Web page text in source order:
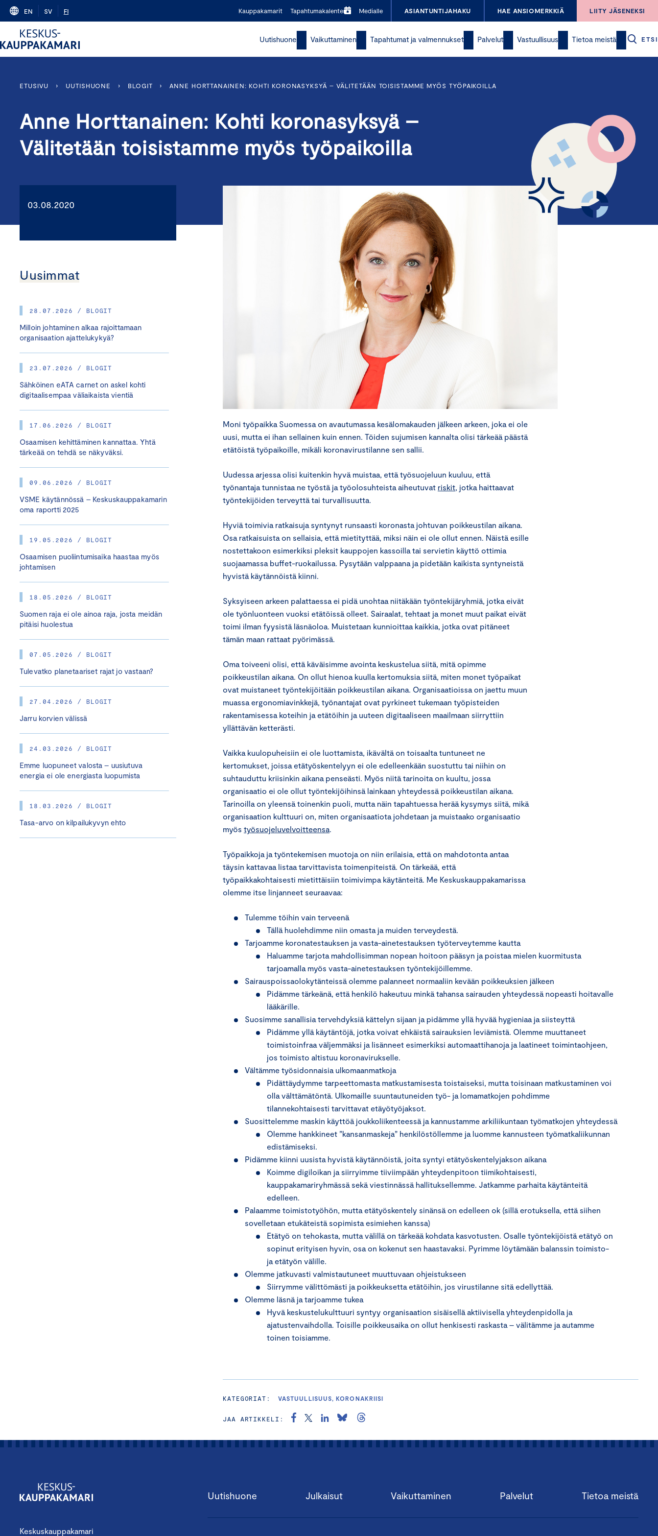
Skip
content
EN SV FI Kauppakamarit Tapahtumakalenteri Medialle ASIANTUNTIJAHAKU HAE ANSIOMERKKIÄ LIITY JÄSENEKSI
Uutishuone Vaikuttaminen Tapahtumat ja valmennukset Palvelut Vastuullisuus Tietoa meistä ETSI
ETUSIVU › UUTISHUONE › BLOGIT › ANNE HORTTANAINEN: KOHTI KORONASYKSYÄ – VÄLITETÄÄN TOISISTAMME MYÖS TYÖPAIKOILLA
Anne Horttanainen: Kohti koronasyksyä –
Välitetään toisistamme myös työpaikoilla
03.08.2020
Uusimmat
28.07.2026 / BLOGIT
Milloin johtaminen alkaa rajoittamaan
organisaation ajattelukykyä?
23.07.2026 / BLOGIT
Sähköinen eATA carnet on askel kohti
digitaalisempaa väliaikaista vientiä
17.06.2026 / BLOGIT
Osaamisen kehittäminen kannattaa. Yhtä
tärkeää on tehdä se näkyväksi.
09.06.2026 / BLOGIT
VSME käytännössä – Keskuskauppakamarin
oma raportti 2025
19.05.2026 / BLOGIT
Osaamisen puoliintumisaika haastaa myös
johtamisen
18.05.2026 / BLOGIT
Suomen raja ei ole ainoa raja, josta meidän
pitäisi huolestua
07.05.2026 / BLOGIT
Tulevatko planetaariset rajat jo vastaan?
27.04.2026 / BLOGIT
Jarru korvien välissä
24.03.2026 / BLOGIT
Emme luopuneet valosta – uusiutuva
energia ei ole energiasta luopumista
18.03.2026 / BLOGIT
Tasa-arvo on kilpailukyvyn ehto
Moni työpaikka Suomessa on avautumassa kesälomakauden jälkeen arkeen, joka ei ole
uusi, mutta ei ihan sellainen kuin ennen. Töiden sujumisen kannalta olisi tärkeää päästä
etätöistä työpaikoille, mikäli koronavirustilanne sen sallii.
Uudessa arjessa olisi kuitenkin hyvä muistaa, että työsuojeluun kuuluu, että
työnantaja tunnistaa ne työstä ja työolosuhteista aiheutuvat riskit, jotka haittaavat
työntekijöiden terveyttä tai turvallisuutta.
Hyviä toimivia ratkaisuja syntynyt runsaasti koronasta johtuvan poikkeustilan aikana.
Osa ratkaisuista on sellaisia, että mietityttää, miksi näin ei ole ollut ennen. Näistä esille
nostettakoon esimerkiksi pleksit kauppojen kassoilla tai servietin käyttö ottimia
suojaamassa buffet-ruokailussa. Pysytään valppaana ja pidetään kaikista syntyneistä
hyvistä käytännöistä kiinni.
Syksyiseen arkeen palattaessa ei pidä unohtaa niitäkään työntekijäryhmiä, jotka eivät
ole työnluonteen vuoksi etätöissä olleet. Sairaalat, tehtaat ja monet muut paikat eivät
toimi ilman fyysistä läsnäoloa. Muistetaan kunnioittaa kaikkia, jotka ovat pitäneet
tämän maan rattaat pyörimässä.
Oma toiveeni olisi, että käväisimme avointa keskustelua siitä, mitä opimme
poikkeustilan aikana. On ollut hienoa kuulla kertomuksia siitä, miten monet työpaikat
ovat muistaneet työntekijöitään poikkeustilan aikana. Organisaatioissa on jaettu muun
muassa ergonomiavinkkejä, työnantajat ovat pyrkineet tukemaan työpisteiden
rakentamisessa koteihin ja etätöihin ja uuteen digitaaliseen maailmaan siirryttiin
yllättävän ketterästi.
Vaikka kuulopuheisiin ei ole luottamista, ikävältä on toisaalta tuntuneet ne
kertomukset, joissa etätyöskentelyyn ei ole edelleenkään suostuttu tai niihin on
suhtauduttu kriisinkin aikana penseästi. Myös niitä tarinoita on kuultu, jossa
organisaatio ei ole ollut työntekijöihinsä lainkaan yhteydessä poikkeustilan aikana.
Tarinoilla on yleensä toinenkin puoli, mutta näin tapahtuessa herää kysymys siitä, mikä
organisaation kulttuuri on, miten organisaatiota johdetaan ja muistaako organisaatio
myös työsuojeluvelvoitteensa.
Työpaikkoja ja työntekemisen muotoja on niin erilaisia, että on mahdotonta antaa
täysin kattavaa listaa tarvittavista toimenpiteistä. On tärkeää, että
työpaikkakohtaisesti mietittäisiin toimivimpa käytänteitä. Me Keskuskauppakamarissa
olemme itse linjanneet seuraavaa:
Tulemme töihin vain terveenä
Tällä huolehdimme niin omasta ja muiden terveydestä.
Tarjoamme koronatestauksen ja vasta-ainetestauksen työterveytemme kautta
Haluamme tarjota mahdollisimman nopean hoitoon pääsyn ja poistaa mielen kuormitusta
tarjoamalla myös vasta-ainetestauksen työntekijöillemme.
Sairauspoissaolokytänteissä olemme palanneet normaaliin kevään poikkeuksien jälkeen
Pidämme tärkeänä, että henkilö hakeutuu minkä tahansa sairauden yhteydessä nopeasti hoitavalle
lääkärille.
Suosimme sanallisia tervehdyksiä kättelyn sijaan ja pidämme yllä hyvää hygieniaa ja siisteyttä
Pidämme yllä käytäntöjä, jotka voivat ehkäistä sairauksien leviämistä. Olemme muuttaneet
toimistoinfraa väljemmäksi ja lisänneet esimerkiksi automaattihanoja ja laatineet toimintaohjeen,
jos toimisto altistuu koronavirukselle.
Vältämme työsidonnaisia ulkomaanmatkoja
Pidättäydymme tarpeettomasta matkustamisesta toistaiseksi, mutta toisinaan matkustaminen voi
olla välttämätöntä. Ulkomaille suuntautuneiden työ- ja lomamatkojen pohdimme
tilannekohtaisesti tarvittavat etäyötyöjaksot.
Suosittelemme maskin käyttöä joukkoliikenteessä ja kannustamme arkiliikuntaan työmatkojen yhteydessä
Olemme hankkineet ”kansanmaskeja” henkilöstöllemme ja luomme kannusteen työmatkaliikunnan
edistämiseksi.
Pidämme kiinni uusista hyvistä käytännöistä, joita syntyi etätyöskentelyjakson aikana
Koimme digiloikan ja siirryimme tiiviimpään yhteydenpitoon tiimikohtaisesti,
kauppakamariryhmässä sekä viestinnässä hallituksellemme. Jatkamme parhaita käytänteitä
edelleen.
Palaamme toimistotyöhön, mutta etätyöskentely sinänsä on edelleen ok (sillä erotuksella, että siihen
sovelletaan etukäteistä sopimista esimiehen kanssa)
Etätyö on tehokasta, mutta välillä on tärkeää kohdata kasvotusten. Osalle työntekijöistä etätyö on
sopinut erityisen hyvin, osa on kokenut sen haastavaksi. Pyrimme löytämään balanssin toimisto-
ja etätyön välille.
Olemme jatkuvasti valmistautuneet muuttuvaan ohjeistukseen
Siirrymme välittömästi ja poikkeuksetta etätöihin, jos virustilanne sitä edellyttää.
Olemme läsnä ja tarjoamme tukea
Hyvä keskustelukulttuuri syntyy organisaation sisäisellä aktiivisella yhteydenpidolla ja
ajatustenvaihdolla. Toisille poikkeusaika on ollut henkisesti raskasta – välitämme ja autamme
toinen toisiamme.
KATEGORIAT: VASTUULLISUUS, KORONAKRIISI
JAA ARTIKKELI:
Keskuskauppakamari
Uutishuone Julkaisut Vaikuttaminen Palvelut Tietoa meistä